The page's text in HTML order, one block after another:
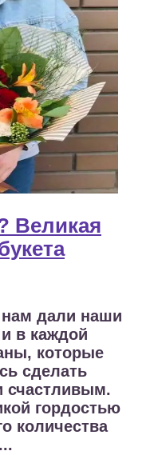
Великая
нам дали наши
в каждой
которые
сделать
счастливым.
гордостью
количества